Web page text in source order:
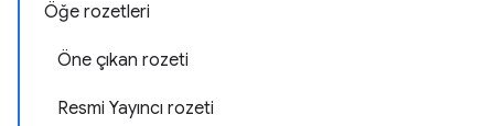
Öğe rozetleri
Öne çıkan rozeti
Resmi Yayıncı rozeti